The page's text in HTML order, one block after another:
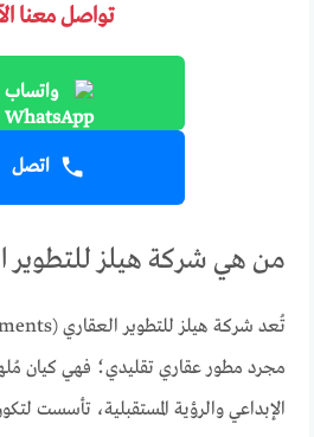
تواصل معنا
واتساب
اتصل
من هي شركة هيلز للتطوير
مجرد مطور عقاري تقليدي؛ فهي كيان
الإبداعي والرؤية المستقبلية، تأسست